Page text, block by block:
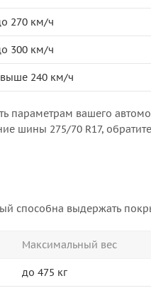
270 км/ч
300 км/ч
240 км/ч
параметрам вашего
шины 275/70 R17,
способна выдержать
Максимальный вес
до 475 кг